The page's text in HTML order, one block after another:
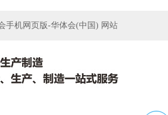
手机网页版-华体会(中国) 网站